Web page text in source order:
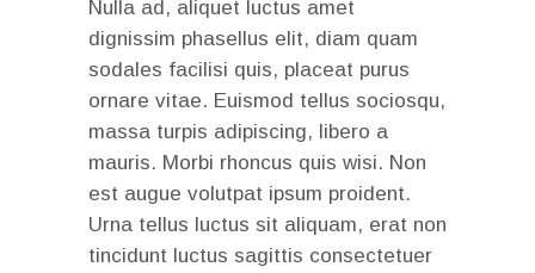
Nulla ad, aliquet luctus amet
dignissim phasellus elit, diam quam
sodales facilisi quis, placeat purus
ornare vitae. Euismod tellus sociosqu,
massa turpis adipiscing, libero a
mauris. Morbi rhoncus quis wisi. Non
est augue volutpat ipsum proident.
Urna tellus luctus sit aliquam, erat non
tincidunt luctus sagittis consectetuer